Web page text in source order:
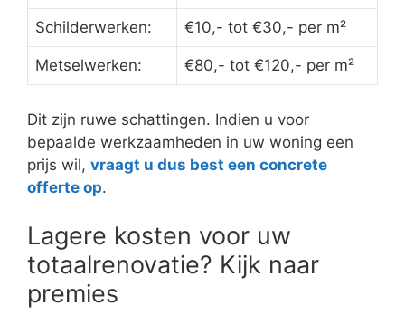
Schilderwerken: €10,- tot €30,- per m²
Metselwerken: €80,- tot €120,- per m²
Dit zijn ruwe schattingen. Indien u voor
bepaalde werkzaamheden in uw woning een
prijs wil, vraagt u dus best een concrete
offerte op.
Lagere kosten voor uw
totaalrenovatie? Kijk naar
premies